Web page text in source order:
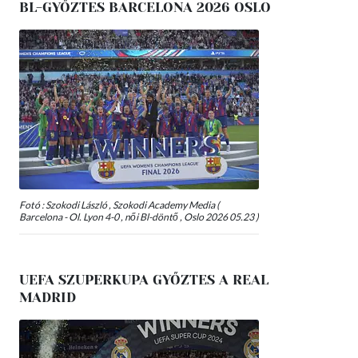
BL-GYŐZTES BARCELONA 2026 OSLO
Fotó : Szokodi László , Szokodi Academy Media (
Barcelona - Ol. Lyon 4-0 , női Bl-döntő , Oslo 2026 05.23 )
UEFA SZUPERKUPA GYŐZTES A REAL
MADRID